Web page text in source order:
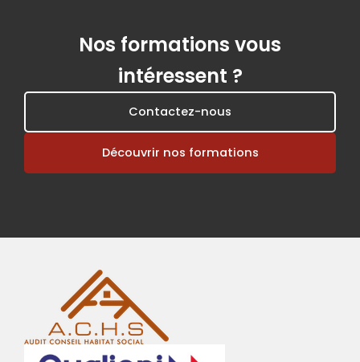
Nos formations vous
intéressent ?
Contactez-nous
Découvrir nos formations